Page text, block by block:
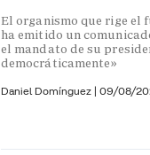
El organismo que rige el
ha emitido un
el mandato de su
democráticamente»
Daniel Domínguez | 09/08/